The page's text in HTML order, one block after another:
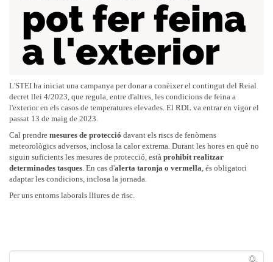
L'STEI ha iniciat una campanya per donar a conèixer el contingut del Reial
decret llei 4/2023, que regula, entre d'altres, les condicions de feina a
l'exterior en els casos de temperatures elevades. El RDL va entrar en vigor el
passat 13 de maig de 2023.
Cal prendre mesures de protecció davant els riscs de fenòmens
meteorològics adversos, inclosa la calor extrema. Durant les hores en què no
siguin suficients les mesures de protecció, està prohibit realitzar
determinades tasques. En cas d'alerta taronja o vermella, és obligatori
adaptar les condicions, inclosa la jornada.
Per uns entorns laborals lliures de risc.